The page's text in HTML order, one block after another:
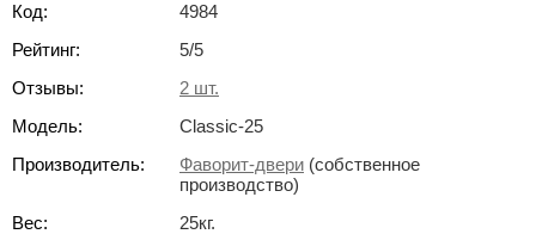
Код:
4984
Рейтинг:
5/5
Отзывы:
2 шт.
Модель:
Classic-25
Производитель:
Фаворит-двери (собственное
производство)
Вес:
25кг.